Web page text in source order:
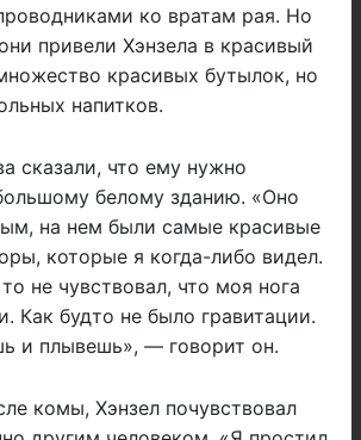
ко вратам рая. Но
привели Хэнзела в красивый
красивых бутылок, но
напитков.
сказали, что ему нужно
белому зданию. «Оно
на нем были самые красивые
которые я когда-либо видел.
не чувствовал, что моя нога
Как будто не было гравитации.
и плывешь», — говорит он.
комы, Хэнзел почувствовал